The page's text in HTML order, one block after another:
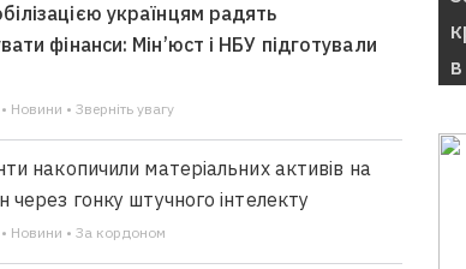
українцям радять
фінанси: Мін’юст і НБУ підготували
Новини • Зверніть увагу
накопичили матеріальних активів на
через гонку штучного інтелекту
Новини • За кордоном